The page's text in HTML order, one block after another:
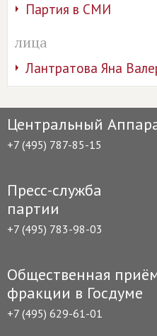
Партия в СМИ
лица
Лантратова Яна
Центральный
+7 (495) 787-85-15
Пресс-служба
партии
+7 (495) 783-98-03
Общественная
фракции в Госдуме
+7 (495) 629-61-01